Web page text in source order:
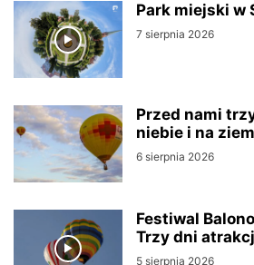
Park miejski w
7 sierpnia 2026
Przed nami
niebie i na
6 sierpnia 2026
Festiwal
Trzy dni
5 sierpnia 2026